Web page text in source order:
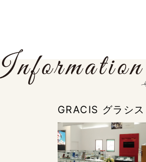
GRACIS グラシ